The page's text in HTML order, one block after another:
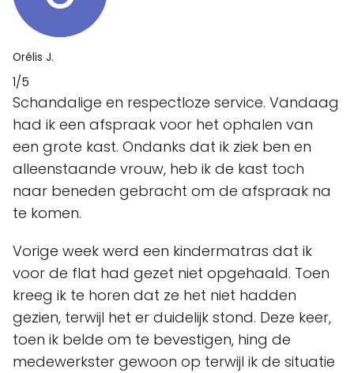
Orélis J.
1/5
Schandalige en respectloze service. Vandaag
had ik een afspraak voor het ophalen van
een grote kast. Ondanks dat ik ziek ben en
alleenstaande vrouw, heb ik de kast toch
naar beneden gebracht om de afspraak na
te komen.
Vorige week werd een kindermatras dat ik
voor de flat had gezet niet opgehaald. Toen
kreeg ik te horen dat ze het niet hadden
gezien, terwijl het er duidelijk stond. Deze keer,
toen ik belde om te bevestigen, hing de
medewerkster gewoon op terwijl ik de situatie